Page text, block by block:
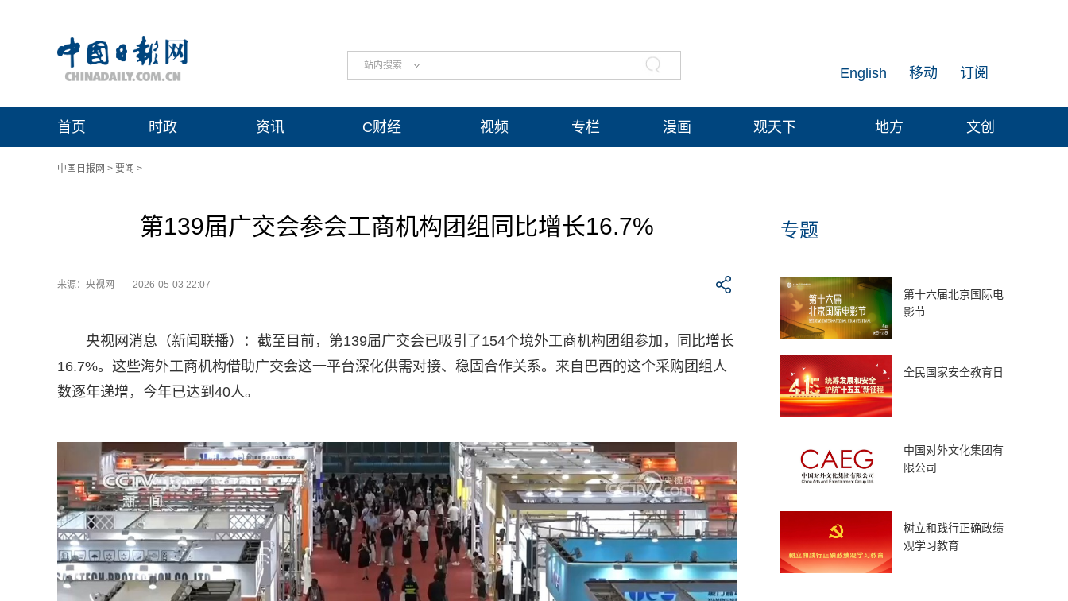
站内搜索 订阅
移动
English
首页 时政 资讯 C财经 视频 专栏 漫画 观天下 地方 文创
中国日报网 > 要闻 >
第139届广交会参会工商机构团组同比增长16.7%
来源：央视网 2026-05-03 22:07
央视网消息（新闻联播）：截至目前，第139届广交会已吸引了154个境外工商机构团组参加，同比增长
16.7%。这些海外工商机构借助广交会这一平台深化供需对接、稳固合作关系。来自巴西的这个采购团组人
数逐年递增，今年已达到40人。
专题
第十六届北京国际电
影节
全民国家安全教育日
中国对外文化集团有
限公司
树立和践行正确政绩
观学习教育